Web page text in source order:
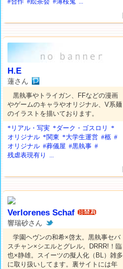
H.E
蓮さん
黒執事やトライガン、FFなどの漫画
やゲームのキャラやオリジナル、V系麺
のイラストを描いております。
*リアル・写実 *ダーク・ゴスロリ
*
オリジナル *関東 *大学生運営 #柩 #
オリジナル #葬儀屋 #黒執事 #
残虐表現有り
...
Verlorenes Schaf
響瑞砂さん
学園ヘヴンの和希×啓太。黒執事セバ
スチャン×シエルとグレル。DRRR!！臨
也×静雄。スイーツの擬人化（BL）雑多
に取り扱いしてます。裏サイトには年